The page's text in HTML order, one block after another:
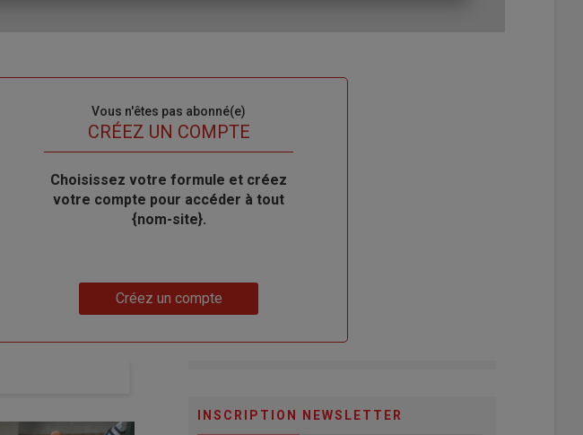
Vous n'êtes pas abonné(e)
TITRECRÉEZ UN COMPTE
Body
Choisissez votre formule et créez
votre compte pour accéder à tout
{nom-site}.
Créez un compte
INSCRIPTION NEWSLETTER